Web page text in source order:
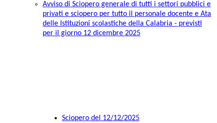
Avviso di Sciopero generale di tutti i settori pubblici e
privati e sciopero per tutto il personale docente e Ata
delle Istituzioni scolastiche della Calabria - previsti
per il giorno 12 dicembre 2025
Sciopero del 12/12/2025